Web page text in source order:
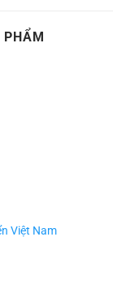
PHẨM
Việt Nam